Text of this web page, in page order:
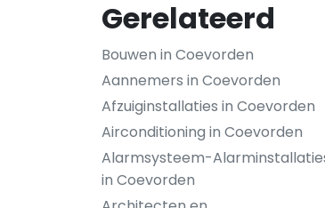
Gerelateerd
Bouwen in Coevorden
Aannemers in Coevorden
Afzuiginstallaties in Coevorden
Airconditioning in Coevorden
Alarmsysteem-
in Coevorden